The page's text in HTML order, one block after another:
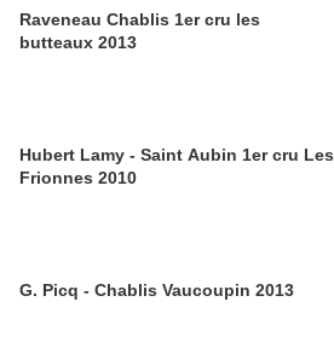
Raveneau Chablis 1er cru les
butteaux 2013
Hubert Lamy - Saint Aubin 1er cru Les
Frionnes 2010
G. Picq - Chablis Vaucoupin 2013